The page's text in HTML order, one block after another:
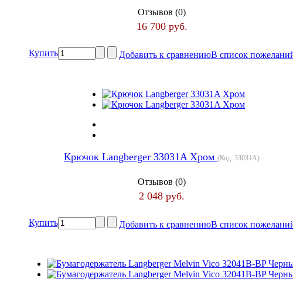
Отзывов (0)
16 700 руб.
Купить
Добавить к сравнениюВ список
Крючок Langberger 33031A Хром (Код: 33031A)
Отзывов (0)
2 048 руб.
Купить
Добавить к сравнениюВ список